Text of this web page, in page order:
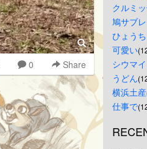
0 Share
クルミ
鳩サブ
ひょう
可愛い
シウマイ
うどん
横浜土産
仕事で